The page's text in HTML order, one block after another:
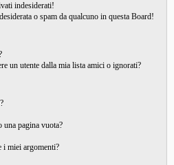
indesiderati!
o spam da qualcuno in questa Board!
un utente dalla mia lista amici o ignorati?
una pagina vuota?
i miei argomenti?